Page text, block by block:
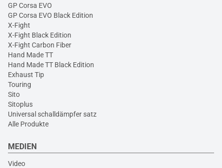
GP Corsa EVO
GP Corsa EVO Black Edition
X-Fight
X-Fight Black Edition
X-Fight Carbon Fiber
Hand Made TT
Hand Made TT Black Edition
Exhaust Tip
Touring
Sito
Sitoplus
Universal schalldämpfer satz
Alle Produkte
MEDIEN
Video